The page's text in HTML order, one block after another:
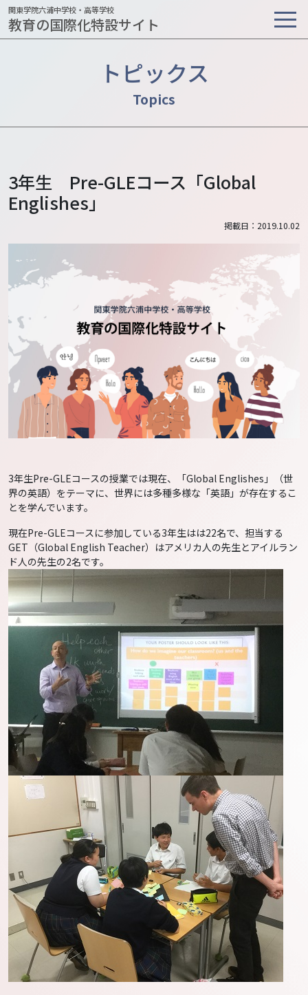
関東学院六浦中学校・高等学校
教育の国際化特設サイト
トピックス
3年生 Pre-GLEコース「Global
Englishes」
掲載日：2019.10.02
3年生Pre-GLEコースの授業では現在、「Global Englishes」（世
界の英語）をテーマに、世界には多種多様な「英語」が存在するこ
とを学んでいます。
現在Pre-GLEコースに参加している3年生はは22名で、担当する
GET（Global English Teacher）はアメリカ人の先生とアイルラン
ド人の先生の2名です。